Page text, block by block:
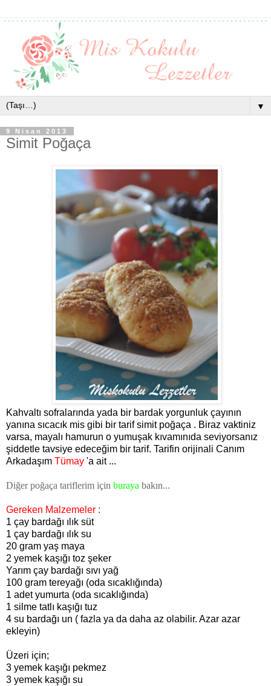
▼
9 Nisan 2013
Simit Poğaça
Kahvaltı sofralarında yada bir bardak yorgunluk çayının
yanına sıcacık mis gibi bir tarif simit poğaça . Biraz vaktiniz
varsa, mayalı hamurun o yumuşak kıvamınıda seviyorsanız
şiddetle tavsiye edeceğim bir tarif. Tarifin orijinali Canım
Arkadaşım Tümay 'a ait ...
Diğer poğaça tariflerim için buraya bakın...
Gereken Malzemeler :
1 çay bardağı ılık süt
1 çay bardağı ılık su
20 gram yaş maya
2 yemek kaşığı toz şeker
Yarım çay bardağı sıvı yağ
100 gram tereyağı (oda sıcaklığında)
1 adet yumurta (oda sıcaklığında)
1 silme tatlı kaşığı tuz
4 su bardağı un ( fazla ya da daha az olabilir. Azar azar
ekleyin)
Üzeri için;
3 yemek kaşığı pekmez
3 yemek kaşığı su